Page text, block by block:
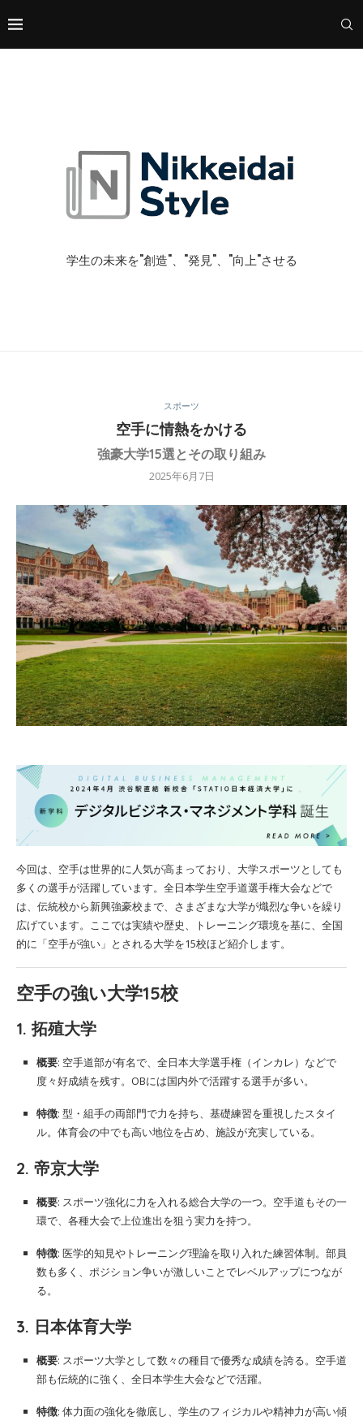
学生の未来を"創造"、"発見"、"向上"させる
スポーツ
空手に情熱をかける
強豪大学15選とその取り組み
2025年6月7日
今回は、空手は世界的に人気が高まっており、大学スポーツとしても
多くの選手が活躍しています。全日本学生空手道選手権大会などで
は、伝統校から新興強豪校まで、さまざまな大学が熾烈な争いを繰り
広げています。ここでは実績や歴史、トレーニング環境を基に、全国
的に「空手が強い」とされる大学を15校ほど紹介します。
空手の強い大学15校
1. 拓殖大学
概要: 空手道部が有名で、全日本大学選手権（インカレ）などで
度々好成績を残す。OBには国内外で活躍する選手が多い。
特徴: 型・組手の両部門で力を持ち、基礎練習を重視したスタイ
ル。体育会の中でも高い地位を占め、施設が充実している。
2. 帝京大学
概要: スポーツ強化に力を入れる総合大学の一つ。空手道もその一
環で、各種大会で上位進出を狙う実力を持つ。
特徴: 医学的知見やトレーニング理論を取り入れた練習体制。部員
数も多く、ポジション争いが激しいことでレベルアップにつなが
る。
3. 日本体育大学
概要: スポーツ大学として数々の種目で優秀な成績を誇る。空手道
部も伝統的に強く、全日本学生大会などで活躍。
特徴: 体力面の強化を徹底し、学生のフィジカルや精神力が高い傾